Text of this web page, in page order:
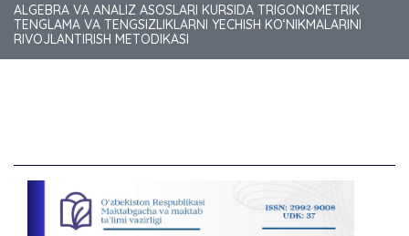
ALGEBRA VA ANALIZ ASOSLARI KURSIDA TRIGONOMETRIK
TENGLAMA VA TENGSIZLIKLARNI YECHISH KO‘NIKMALARINI
RIVOJLANTIRISH METODIKASI